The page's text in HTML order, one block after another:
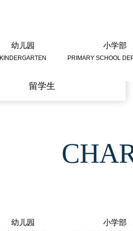
幼儿园
KINDERGARTEN
小学部
PRIMARY SCHOOL
留学生
幼儿园 小学部